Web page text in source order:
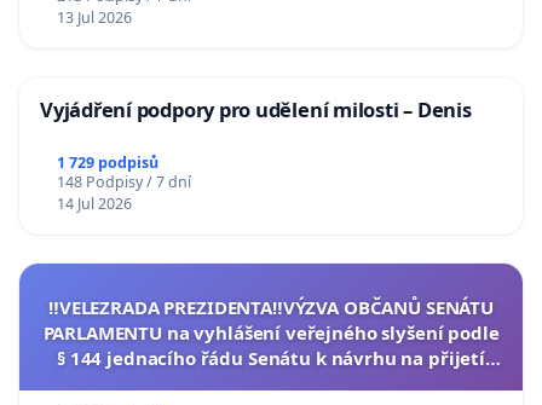
13 Jul 2026
Vyjádření podpory pro udělení milosti – Denis
1 729 podpisů
148 Podpisy / 7 dní
14 Jul 2026
‼️VELEZRADA PREZIDENTA‼️VÝZVA OBČANŮ SENÁTU
PARLAMENTU na vyhlášení veřejného slyšení podle
§ 144 jednacího řádu Senátu k návrhu na přijetí